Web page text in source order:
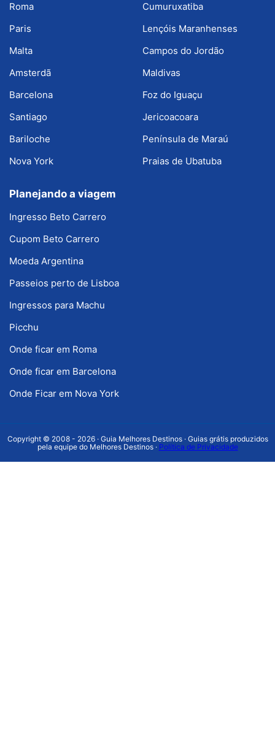
Roma
Paris
Malta
Amsterdã
Barcelona
Santiago
Bariloche
Nova York
Cumuruxatiba
Lençóis Maranhenses
Campos do Jordão
Maldivas
Foz do Iguaçu
Jericoacoara
Península de Maraú
Praias de Ubatuba
Planejando a viagem
Ingresso Beto Carrero
Cupom Beto Carrero
Moeda Argentina
Passeios perto de Lisboa
Ingressos para Machu
Picchu
Onde ficar em Roma
Onde ficar em Barcelona
Onde Ficar em Nova York
Copyright © 2008 - 2026 · Guia Melhores Destinos · Guias grátis produzidos
pela equipe do Melhores Destinos · Política de Privacidade